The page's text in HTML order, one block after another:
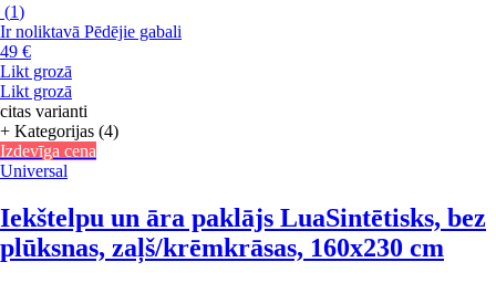
(1)
Ir noliktavā Pēdējie gabali
49 €
Likt grozā
Likt grozā
citas varianti
+ Kategorijas (4)
Izdevīga cena
Universal
Iekštelpu un āra paklājs LuaSintētisks, bez
plūksnas, zaļš/krēmkrāsas, 160x230 cm